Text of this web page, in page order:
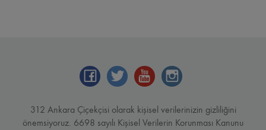
312 Ankara Çiçekçisi olarak kişisel verilerinizin gizliliğini
önemsiyoruz. 6698 sayılı Kişisel Verilerin Korunması Kanunu